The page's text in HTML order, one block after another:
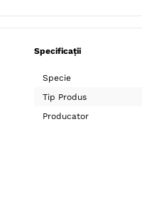
Specificații
Specie
Tip Produs
Producator